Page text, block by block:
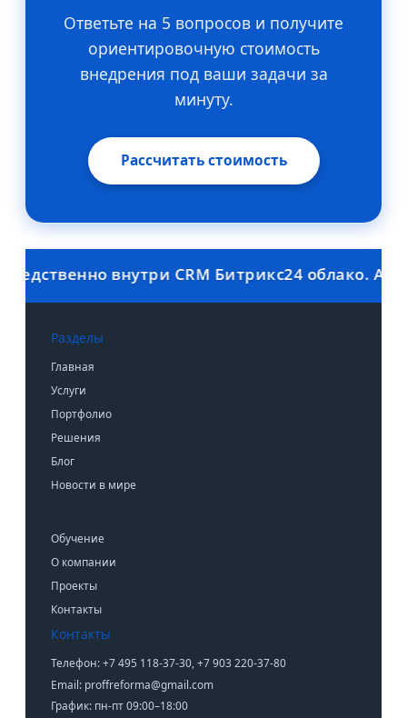
Ответьте на 5 вопросов и получите
ориентировочную стоимость
внедрения под ваши задачи за
минуту.
Рассчитать стоимость
внутри CRM Битрикс24 облако.
Разделы
Главная
Услуги
Портфолио
Решения
Блог
Новости в мире
Обучение
О компании
Проекты
Контакты
Контакты
Телефон: +7 495 118-37-30, +7 903 220-37-80
Email: proffreforma@gmail.com
График: пн-пт 09:00–18:00